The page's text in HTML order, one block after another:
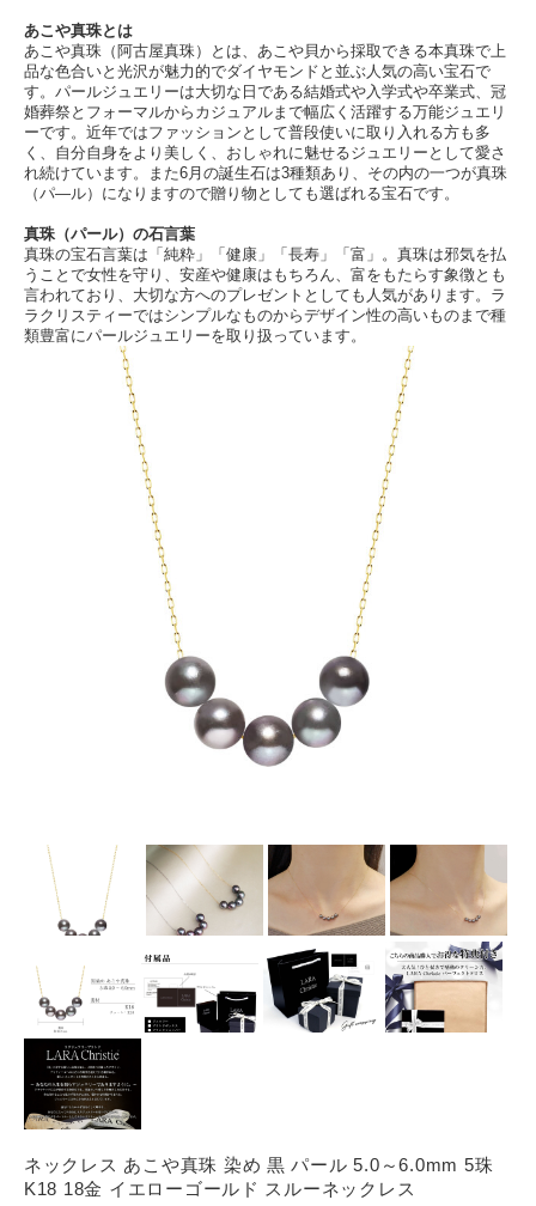
あこや真珠とは
あこや真珠（阿古屋真珠）とは、あこや貝から採取できる本真珠で上
品な色合いと光沢が魅力的でダイヤモンドと並ぶ人気の高い宝石で
す。パールジュエリーは大切な日である結婚式や入学式や卒業式、冠
婚葬祭とフォーマルからカジュアルまで幅広く活躍する万能ジュエリ
ーです。近年ではファッションとして普段使いに取り入れる方も多
く、自分自身をより美しく、おしゃれに魅せるジュエリーとして愛さ
れ続けています。また6月の誕生石は3種類あり、その内の一つが真珠
（パ―ル）になりますので贈り物としても選ばれる宝石です。
真珠（パール）の石言葉
真珠の宝石言葉は「純粋」「健康」「長寿」「富」。真珠は邪気を払
うことで女性を守り、安産や健康はもちろん、富をもたらす象徴とも
言われており、大切な方へのプレゼントとしても人気があります。ラ
ラクリスティーではシンプルなものからデザイン性の高いものまで種
類豊富にパールジュエリーを取り扱っています。
ネックレス あこや真珠 染め 黒 パール 5.0～6.0mm 5珠
K18 18金 イエローゴールド スルーネックレス